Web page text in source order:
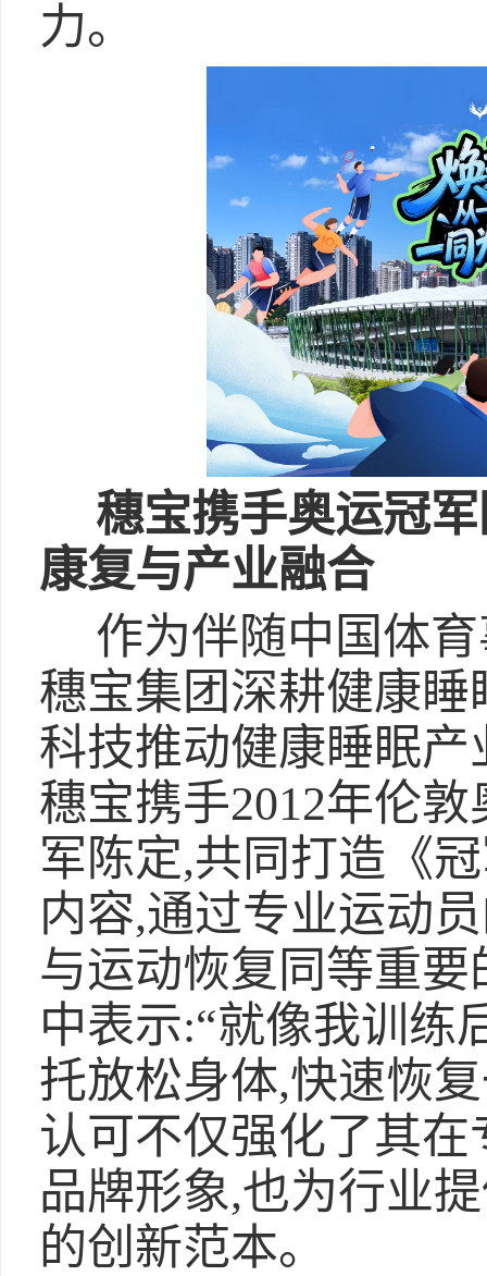
力。
穗宝携手奥运冠
康复与产业融合
作为伴随中国体
穗宝集团深耕健康
科技推动健康睡眠
穗宝携手2012年伦
军陈定,共同打造《
内容,通过专业运动
与运动恢复同等重
中表示:“就像我训练
托放松身体,快速恢
认可不仅强化了其
品牌形象,也为行业
的创新范本。